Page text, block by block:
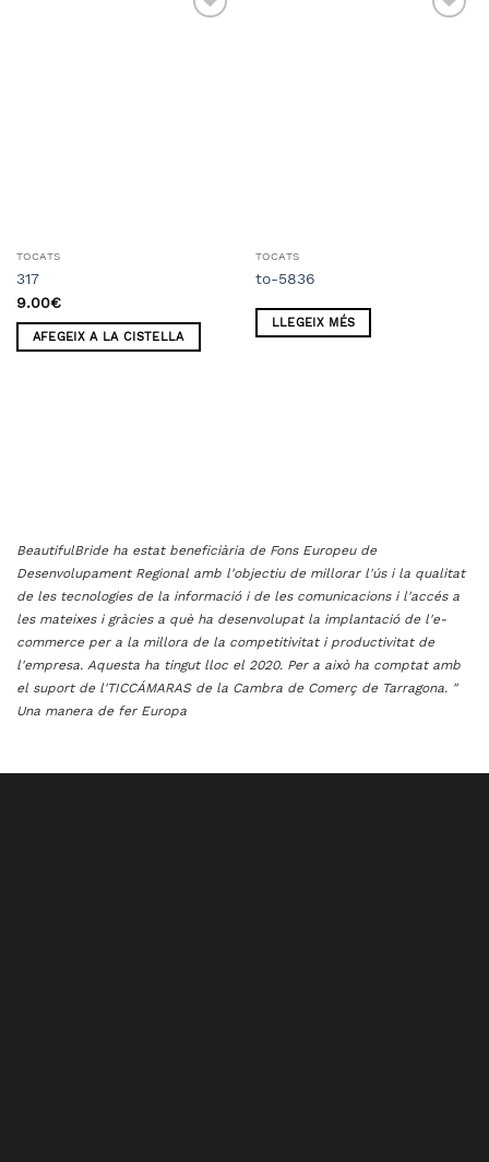
TOCATS
317
9.00€
AFEGEIX A LA CISTELLA
TOCATS
to-5836
LLEGEIX MÉS
BeautifulBride ha estat beneficiària de Fons Europeu de
Desenvolupament Regional amb l'objectiu de millorar l'ús i la qualitat
de les tecnologies de la informació i de les comunicacions i l'accés a
les mateixes i gràcies a què ha desenvolupat la implantació de l'e-
commerce per a la millora de la competitivitat i productivitat de
l'empresa. Aquesta ha tingut lloc el 2020. Per a això ha comptat amb
el suport de l'TICCÁMARAS de la Cambra de Comerç de Tarragona. "
Una manera de fer Europa